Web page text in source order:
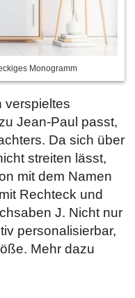
Monogramm
verspieltes
Jean-Paul passt,
Da sich über
streiten lässt,
mit dem Namen
Rechteck und
J. Nicht nur
personalisierbar,
Mehr dazu